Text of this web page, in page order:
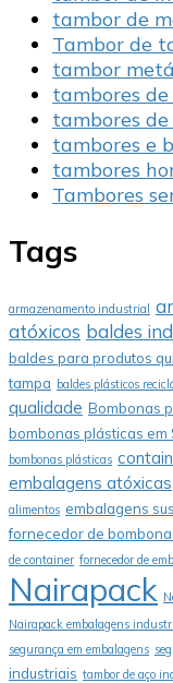
tambor de
Tambor de
tambor
tambores
tambores
tambores e
tambores
Tambores
Tags
armazenamento industrial
atóxicos baldes
baldes para produtos
tampa baldes plásticos
qualidade Bombonas
bombonas plásticas em
bombonas plásticas
embalagens atóxicas
alimentos embalagens
fornecedor de
de container fornecedor de
Nairapack
Nairapack embalagens
segurança em embalagens
industriais tambor de aço